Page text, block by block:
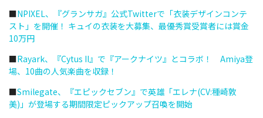
■NPIXEL、『グランサガ』公式Twitterで「衣装デザインコンテ
スト」を開催！ キュイの衣装を大募集、最優秀賞受賞者には賞金
10万円
■Rayark、『Cytus II』で『アークナイツ』とコラボ！ Amiya登
場、10曲の人気楽曲を収録！
■Smilegate、『エピックセブン』で英雄「エレナ(CV:種崎敦
美)」が登場する期間限定ピックアップ召喚を開始